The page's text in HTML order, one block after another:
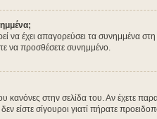
να έχει απαγορεύσει τα συνημμένα
να προσθέσετε συνημμένο.
κανόνες στην σελίδα του. Αν έχετε
είστε σίγουροι γιατί πήρατε